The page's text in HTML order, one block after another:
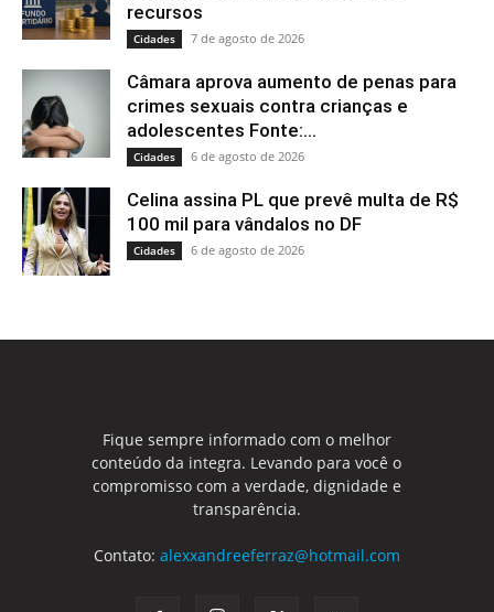
recursos
Cidades 7 de agosto de 2026
Câmara aprova aumento de penas para
crimes sexuais contra crianças e
adolescentes Fonte:...
Cidades 6 de agosto de 2026
Celina assina PL que prevê multa de R$
100 mil para vândalos no DF
Cidades 6 de agosto de 2026
Fique sempre informado com o melhor
conteúdo da integra. Levando para você o
compromisso com a verdade, dignidade e
transparência.
Contato: alexxandreeferraz@hotmail.com